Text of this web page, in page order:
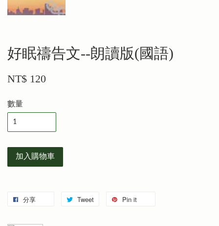
好眠禱告文--朗讀版(國語)
NT$ 120
數量
加入購物車
分享 Tweet Pin it